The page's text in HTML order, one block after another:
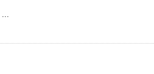
...